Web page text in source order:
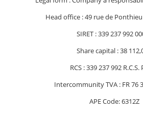
Head office : 49 rue de
SIRET : 339 237 992
Share capital : 38
RCS : 339 237 992 R.C.S.
Intercommunity TVA : FR 76
APE Code: 6312Z
ACTIVITIES & LOIRE
PHOTOS
CONTACT